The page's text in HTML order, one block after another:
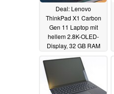
Deal: Lenovo
ThinkPad X1 Carbon
Gen 11 Laptop mit
hellem 2.8K-OLED-
Display, 32 GB RAM
14.04.2024